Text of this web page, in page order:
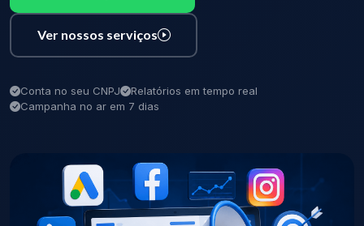
Ver nossos serviços
Conta no seu CNPJ
Relatórios em tempo real
Campanha no ar em 7 dias